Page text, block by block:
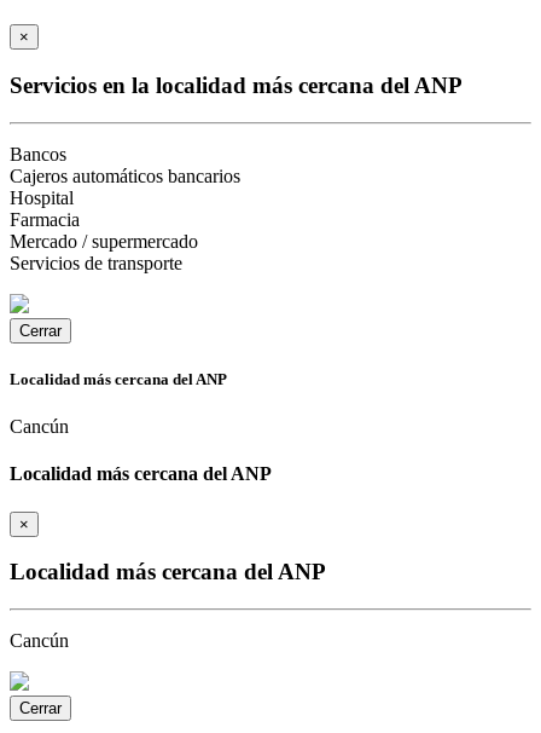
×
Servicios en la localidad más cercana del ANP
Bancos
Cajeros automáticos bancarios
Hospital
Farmacia
Mercado / supermercado
Servicios de transporte
Cerrar
Localidad más cercana del ANP
Cancún
Localidad más cercana del ANP
×
Localidad más cercana del ANP
Cancún
Cerrar